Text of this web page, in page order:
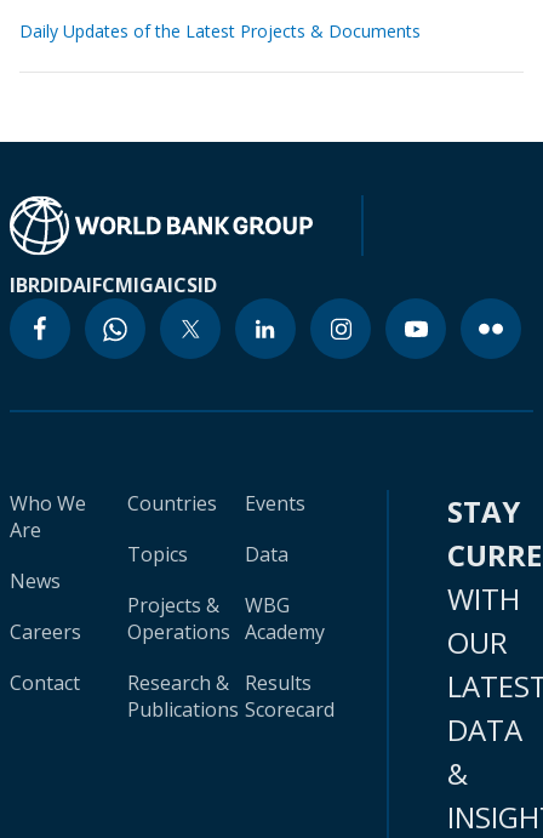
Daily Updates of the Latest Projects & Documents
IBRDIDAIFCMIGAICSID
Who We
Are
News
Careers
Contact
Countries
Topics
Projects &
Operations
Research &
Publications
Events
Data
WBG
Academy
Results
Scorecard
STAY
WITH
OUR
DATA
&